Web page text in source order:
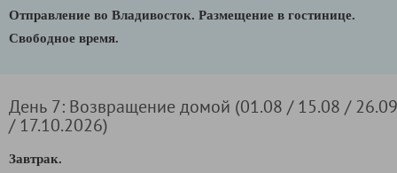
Отправление во Владивосток. Размещение в гостинице.
Свободное время.
День 7: Возвращение домой (01.08 / 15.08 / 26.09
/ 17.10.2026)
Завтрак.